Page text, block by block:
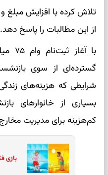
تلاش کرده با افزایش مبلغ
از این مطالبات را پاسخ دهد.
با
گسترده‌ای از سوی
شرایطی که هزینه‌های
بسیاری از خانوارهای
کم‌هزینه برای مدیریت
بازی